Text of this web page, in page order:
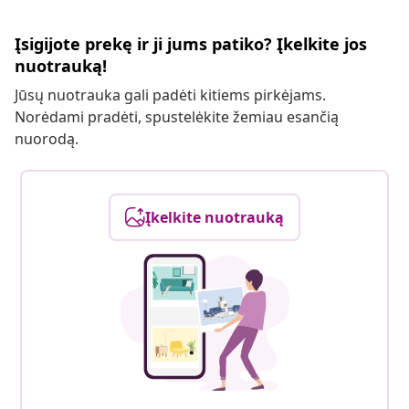
Įsigijote prekę ir ji jums patiko? Įkelkite jos
nuotrauką!
Jūsų nuotrauka gali padėti kitiems pirkėjams.
Norėdami pradėti, spustelėkite žemiau esančią
nuorodą.
Įkelkite nuotrauką